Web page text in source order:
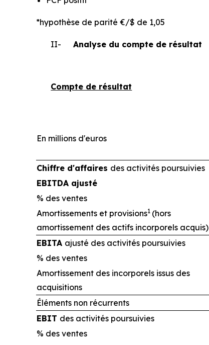
*hypothèse de parité €/$ de 1,05
II-Analyse du compte de résultat
Compte de résultat
En millions d'euros
Chiffre d'affaires des activités poursuivies
EBITDA ajusté
% des ventes
Amortissements et provisions1 (hors
amortissement des actifs incorporels acquis)
EBITA ajusté des activités poursuivies
% des ventes
Amortissement des incorporels issus des
acquisitions
Éléments non récurrents
EBIT des activités poursuivies
% des ventes